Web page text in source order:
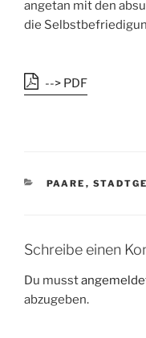
angetan mit den
die
--> PDF
K
O
I
E
PAARE ,
Schreibe einen
Du musst
abzugeben.